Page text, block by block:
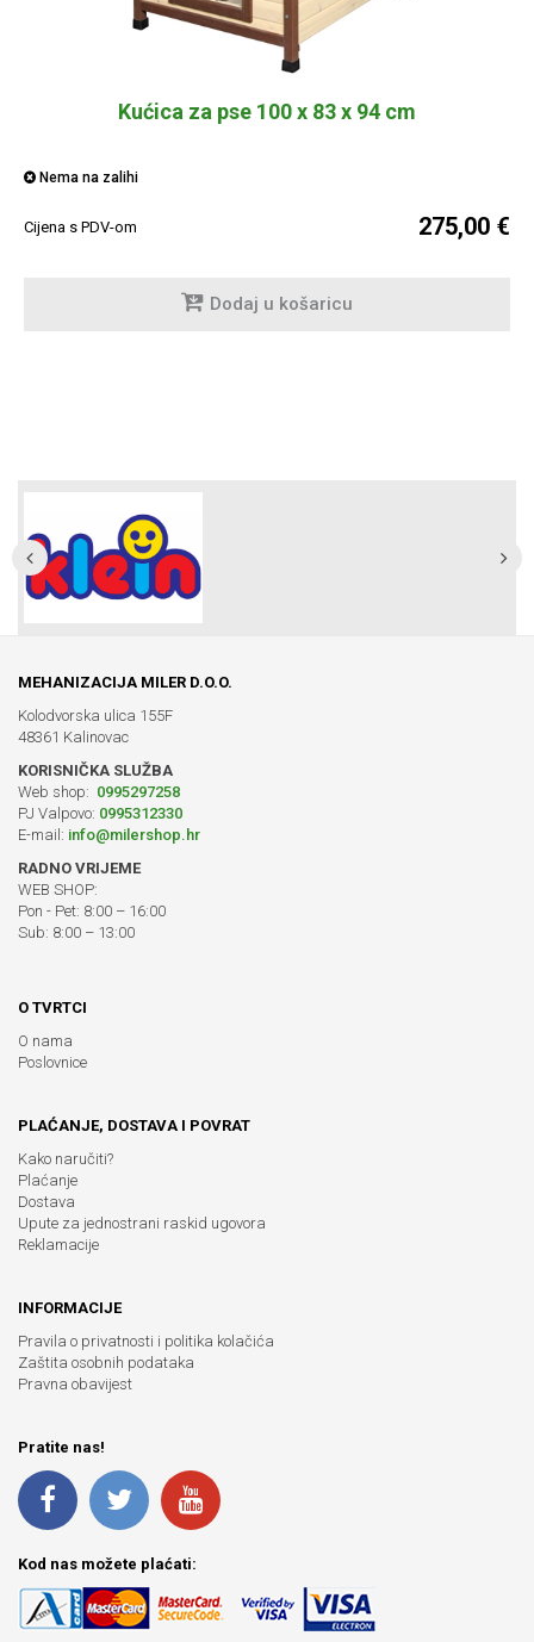
Kućica za pse 100 x 83 x 94 cm
Nema na zalihi
Cijena s PDV-om 275,00 €
Dodaj u košaricu
MEHANIZACIJA MILER D.O.O.
Kolodvorska ulica 155F
48361 Kalinovac
KORISNIČKA SLUŽBA
Web shop: 0995297258
PJ Valpovo: 0995312330
E-mail: info@milershop.hr
RADNO VRIJEME
WEB SHOP:
Pon - Pet: 8:00 – 16:00
Sub: 8:00 – 13:00
O TVRTCI
O nama
Poslovnice
PLAĆANJE, DOSTAVA I POVRAT
Kako naručiti?
Plaćanje
Dostava
Upute za jednostrani raskid ugovora
Reklamacije
INFORMACIJE
Pravila o privatnosti i politika kolačića
Zaštita osobnih podataka
Pravna obavijest
Pratite nas!
Kod nas možete plaćati: